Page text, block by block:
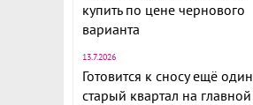
купить по цене чернового
варианта
13.7.2026
Готовится к сносу ещё один
старый квартал на главной